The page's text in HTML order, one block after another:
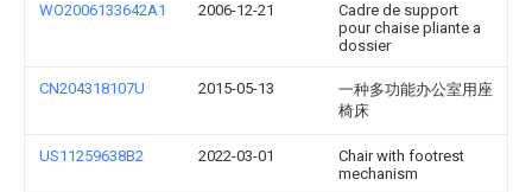
WO2006133642A1 2006-12-21
Cadre de support
pour chaise pliante a
dossier
CN204318107U 2015-05-13
一种多功能办公室用座
椅床
US11259638B2 2022-03-01
Chair with footrest
mechanism